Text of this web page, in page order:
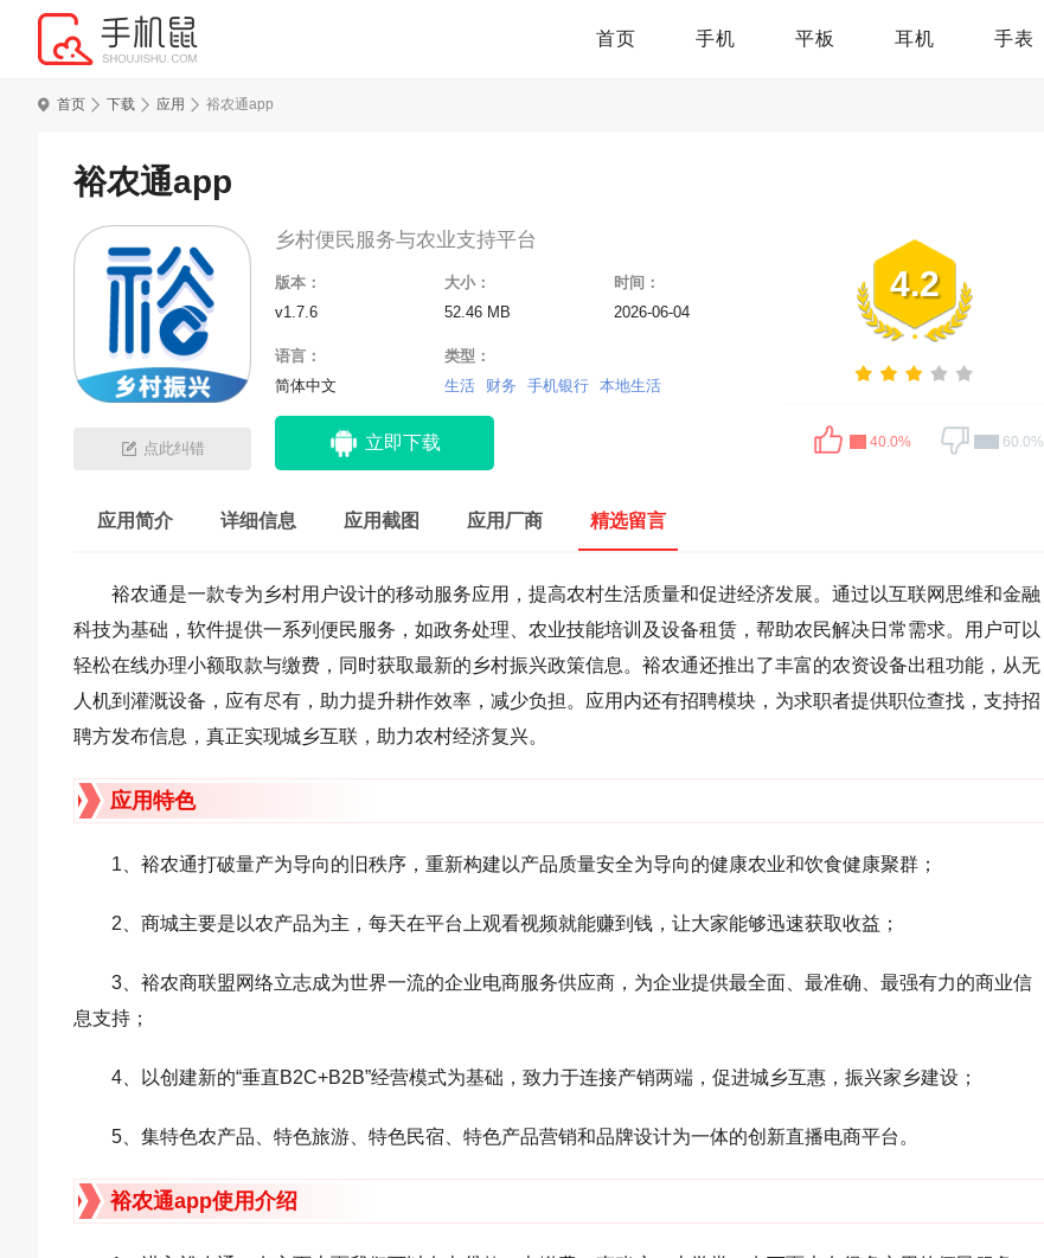
首页 手机 平板 耳机 手表
首页 下载 应用 裕农通app
裕农通app
4.2
40.0% 60.0%
点此纠错
乡村便民服务与农业支持平台
版本：
v1.7.6
大小：
52.46 MB
时间：
2026-06-04
语言：
简体中文
类型：
生活
财务 手机银行 本地生活
立即下载
应用简介 详细信息 应用截图 应用厂商 精选留言
裕农通是一款专为乡村用户设计的移动服务应用，提高农村生活质量和促进经济发展。通过以互联网思维和金融
科技为基础，软件提供一系列便民服务，如政务处理、农业技能培训及设备租赁，帮助农民解决日常需求。用户可以
轻松在线办理小额取款与缴费，同时获取最新的乡村振兴政策信息。裕农通还推出了丰富的农资设备出租功能，从无
人机到灌溉设备，应有尽有，助力提升耕作效率，减少负担。应用内还有招聘模块，为求职者提供职位查找，支持招
聘方发布信息，真正实现城乡互联，助力农村经济复兴。
应用特色
1、裕农通打破量产为导向的旧秩序，重新构建以产品质量安全为导向的健康农业和饮食健康聚群；
2、商城主要是以农产品为主，每天在平台上观看视频就能赚到钱，让大家能够迅速获取收益；
3、裕农商联盟网络立志成为世界一流的企业电商服务供应商，为企业提供最全面、最准确、最强有力的商业信
息支持；
4、以创建新的“垂直B2C+B2B”经营模式为基础，致力于连接产销两端，促进城乡互惠，振兴家乡建设；
5、集特色农产品、特色旅游、特色民宿、特色产品营销和品牌设计为一体的创新直播电商平台。
裕农通app使用介绍